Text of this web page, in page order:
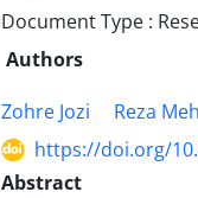
Document Type :
Authors
Zohre Jozi
Reza
https://doi.org/
Abstract